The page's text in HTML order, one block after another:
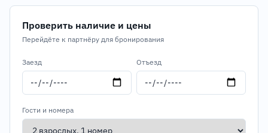
Проверить наличие и цены
Перейдёте к партнёру для бронирования
Заезд Отъезд
Гости и номера